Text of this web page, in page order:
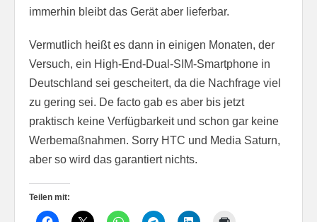
immerhin bleibt das Gerät aber lieferbar.
Vermutlich heißt es dann in einigen Monaten, der
Versuch, ein High-End-Dual-SIM-Smartphone in
Deutschland sei gescheitert, da die Nachfrage viel
zu gering sei. De facto gab es aber bis jetzt
praktisch keine Verfügbarkeit und schon gar keine
Werbemaßnahmen. Sorry HTC und Media Saturn,
aber so wird das garantiert nichts.
Teilen mit: